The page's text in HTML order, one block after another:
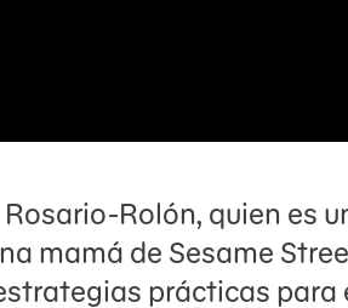
Rolón, quien es
mamá de Sesame
prácticas para